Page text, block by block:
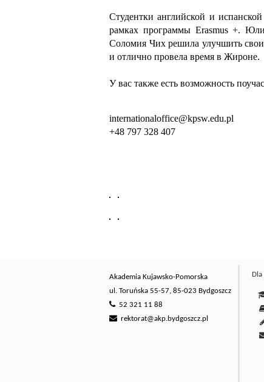
Студентки английской и
рамках программы Erasmus +.
Соломия Чих решила улучшить
и отлично провела время в Жироне.
У вас также есть возможность
internationaloffice@kpsw.edu.pl
+48 797 328 407
Akademia Kujawsko-Pomorska
ul. Toruńska 55-57, 85-023 Bydgoszcz
52 321 11 88
rektorat@akp.bydgoszcz.pl